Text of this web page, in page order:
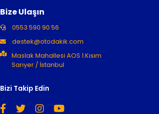
Bize Ulaşın
0553 590 90 56
destek@otodakik.com
Maslak Mahallesi AOS 1.Kısım
Sarıyer / İstanbul
Bizi Takip Edin